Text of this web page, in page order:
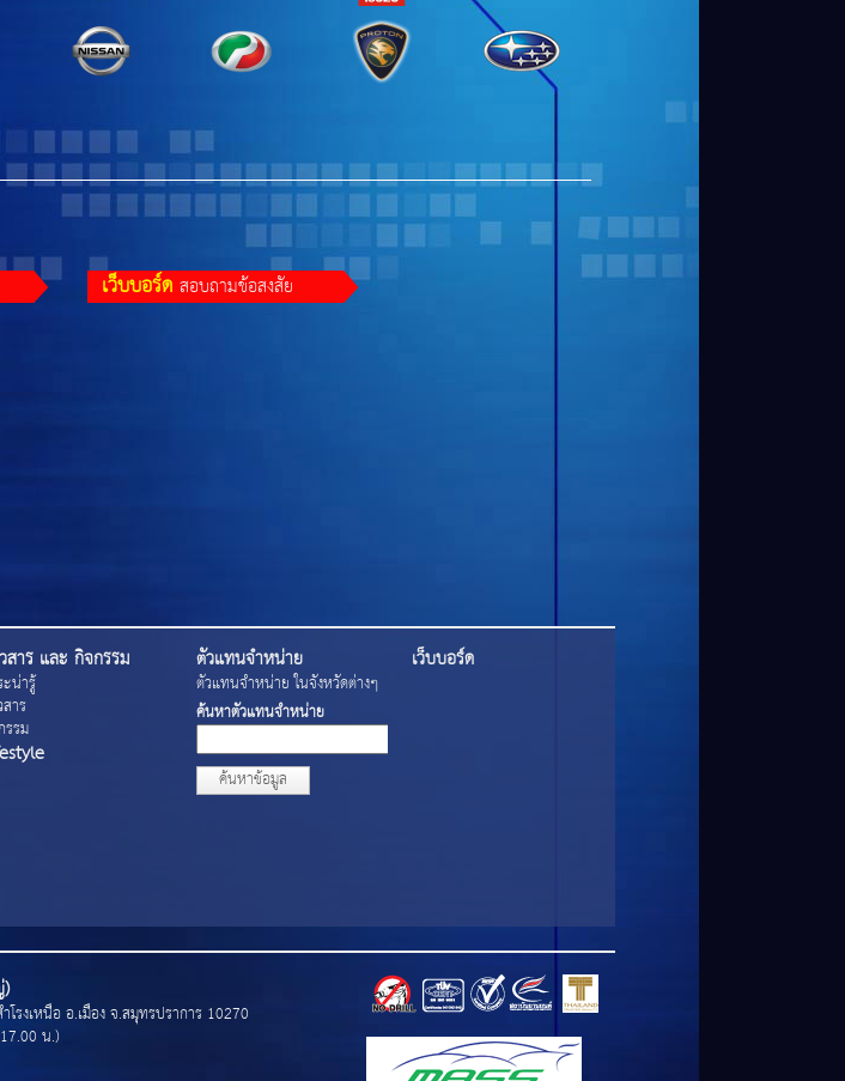
เว็บบอร์ด สอบถามข้อสงสัย
สาร และ กิจกรรม
น่ารู้
าร
รม
ตัวแทนจำหน่าย
ตัวแทนจำหน่าย ในจังหวัดต่างๆ
ค้นหาตัวแทนจำหน่าย
ค้นหาข้อมูล
เว็บบอร์ด
รงเหนือ อ.เมือง จ.สมุทรปราการ 10270
น.)